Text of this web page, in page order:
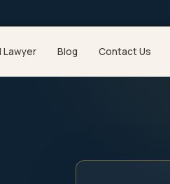
Lawyer Blog Contact Us